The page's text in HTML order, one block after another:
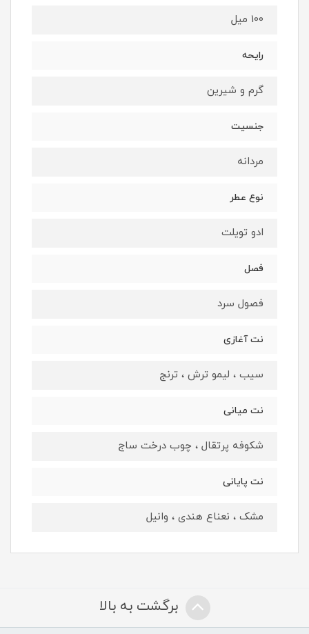
100 میل
رایحه
گرم و شیرین
جنسیت
مردانه
نوع عطر
ادو تویلت
فصل
فصول سرد
نت آغازی
سیب ، لیمو ترش ، ترنج
نت میانی
شکوفه پرتقال ، چوب درخت ساج
نت پایانی
مشک ، نعناع هندی ، وانیل
برگشت به بالا